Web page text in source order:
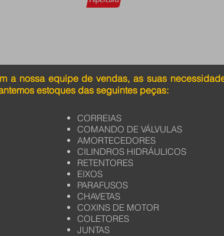
a nossa equipe de vendas, as suas
estoques das seguintes peças:
CORREIAS
COMANDO DE VÁLVULAS
AMORTECEDORES
CILINDROS HIDRÁULICOS
RETENTORES
EIXOS
PARAFUSOS
CHAVETAS
COXINS DE MOTOR
COLETORES
JUNTAS